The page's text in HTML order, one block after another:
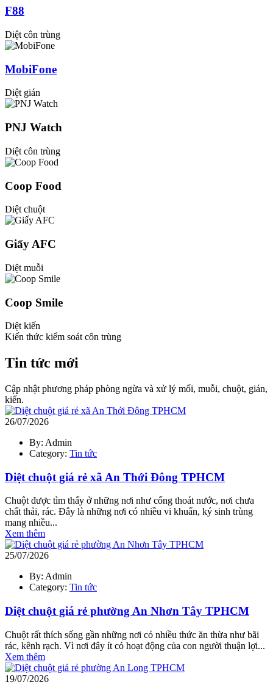
F88
Diệt côn trùng
MobiFone
Diệt gián
PNJ Watch
Diệt côn trùng
Coop Food
Diệt chuột
Giấy AFC
Diệt muỗi
Coop Smile
Diệt kiến
Kiến thức kiểm soát côn trùng
Tin tức mới
Cập nhật phương pháp phòng ngừa và xử lý mối, muỗi, chuột, gián,
kiến.
26/07/2026
By: Admin
Category: Tin tức
Diệt chuột giá rẻ xã An Thới Đông TPHCM
Chuột được tìm thấy ở những nơi như cống thoát nước, nơi chưa
chất thải, rác. Đây là những nơi có nhiều vi khuẩn, ký sinh trùng
mang nhiều...
Xem thêm
25/07/2026
By: Admin
Category: Tin tức
Diệt chuột giá rẻ phường An Nhơn Tây TPHCM
Chuột rất thích sống gần những nơi có nhiều thức ăn thừa như bãi
rác, kênh rạch. Vì nơi đây ít có hoạt động của con người thuận lợi...
Xem thêm
19/07/2026